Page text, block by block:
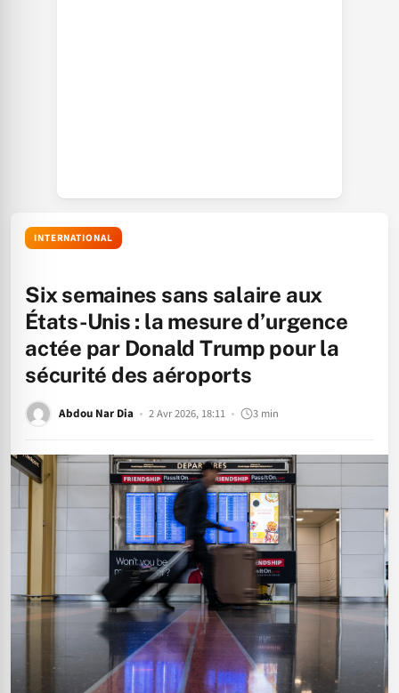
INTERNATIONAL
Six semaines sans salaire aux
États-Unis : la mesure d’urgence
actée par Donald Trump pour la
sécurité des aéroports
Abdou Nar Dia 2 Avr 2026, 18:11 3 min